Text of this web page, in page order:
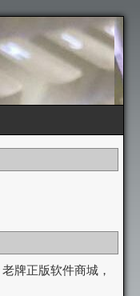
老牌正版软件商城，